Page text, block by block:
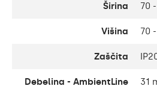
Širina 70
Višina 70
Zaščita
Debelina - AmbientLine 31